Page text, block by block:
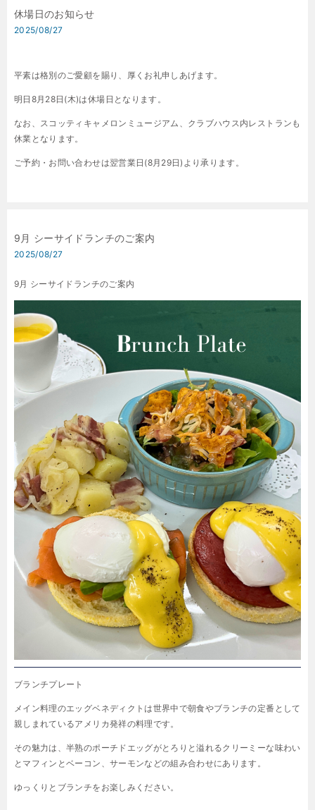
休場日のお知らせ
2025/08/27
平素は格別のご愛顧を賜り、厚くお礼申しあげます。
明日8月28日(木)は休場日となります。
なお、スコッティキャメロンミュージアム、クラブハウス内レストランも
休業となります。
ご予約・お問い合わせは翌営業日(8月29日)より承ります。
9月 シーサイドランチのご案内
2025/08/27
9月 シーサイドランチのご案内
ブランチプレート
メイン料理のエッグベネディクトは世界中で朝食やブランチの定番として
親しまれているアメリカ発祥の料理です。
その魅力は、半熟のポーチドエッグがとろりと溢れるクリーミーな味わい
とマフィンとベーコン、サーモンなどの組み合わせにあります。
ゆっくりとブランチをお楽しみください。